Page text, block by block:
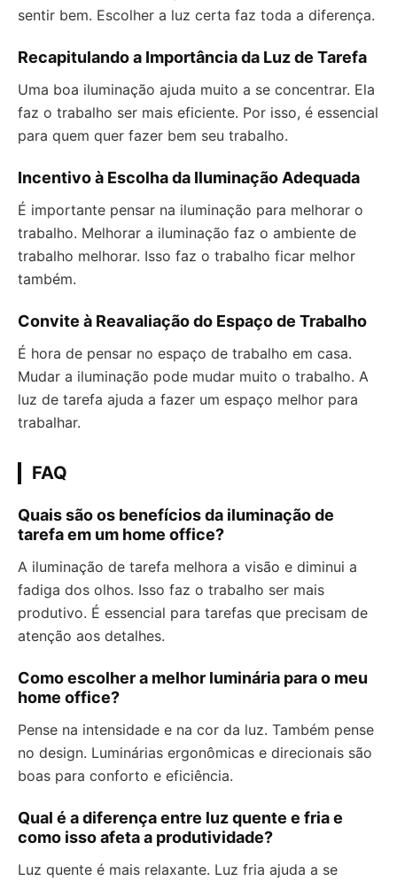
sentir bem. Escolher a luz certa faz toda a diferença.
Recapitulando a Importância da Luz de Tarefa
Uma boa iluminação ajuda muito a se concentrar. Ela
faz o trabalho ser mais eficiente. Por isso, é essencial
para quem quer fazer bem seu trabalho.
Incentivo à Escolha da Iluminação Adequada
É importante pensar na iluminação para melhorar o
trabalho. Melhorar a iluminação faz o ambiente de
trabalho melhorar. Isso faz o trabalho ficar melhor
também.
Convite à Reavaliação do Espaço de Trabalho
É hora de pensar no espaço de trabalho em casa.
Mudar a iluminação pode mudar muito o trabalho. A
luz de tarefa ajuda a fazer um espaço melhor para
trabalhar.
FAQ
Quais são os benefícios da iluminação de
tarefa em um home office?
A iluminação de tarefa melhora a visão e diminui a
fadiga dos olhos. Isso faz o trabalho ser mais
produtivo. É essencial para tarefas que precisam de
atenção aos detalhes.
Como escolher a melhor luminária para o meu
home office?
Pense na intensidade e na cor da luz. Também pense
no design. Luminárias ergonômicas e direcionais são
boas para conforto e eficiência.
Qual é a diferença entre luz quente e fria e
como isso afeta a produtividade?
Luz quente é mais relaxante. Luz fria ajuda a se